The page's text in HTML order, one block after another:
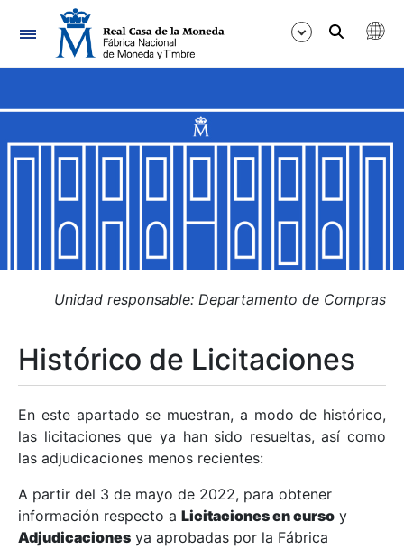
Navegación
Mostrar/Ocultar
Mostrar/Ocultar
Mostrar/Ocultar
Mostrar/Ocultar
Mostrar/Ocultar
Mostrar/Ocultar
Unidad responsable: Departamento de Compras
Histórico de Licitaciones
En este apartado se muestran, a modo de histórico,
las licitaciones que ya han sido resueltas, así como
las adjudicaciones menos recientes:
A partir del 3 de mayo de 2022, para obtener
información respecto a Licitaciones en curso y
Adjudicaciones ya aprobadas por la Fábrica